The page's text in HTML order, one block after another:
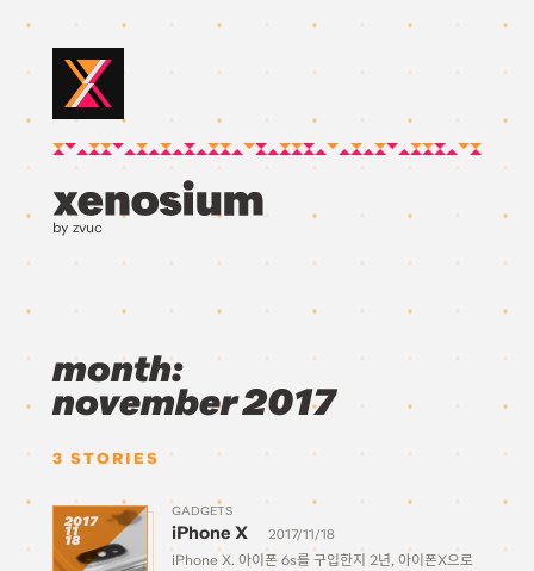
by zvuc
month:
november 2017
3 STORIES
2017
11
18
GADGETS
iPhone X
2017/11/18
iPhone X. 아이폰 6s를 구입한지 2년, 아이폰X으로